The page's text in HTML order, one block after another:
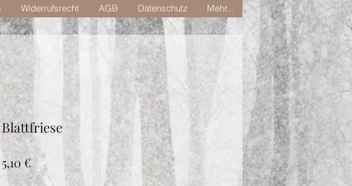
Widerrufsrecht AGB Datenschutz Mehr...
Blattfriese
5,10 €Preis